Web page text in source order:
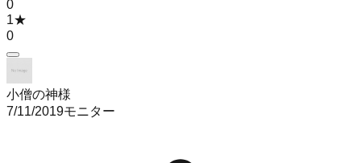
0
1★
0
小僧の神様
7/11/2019モニター